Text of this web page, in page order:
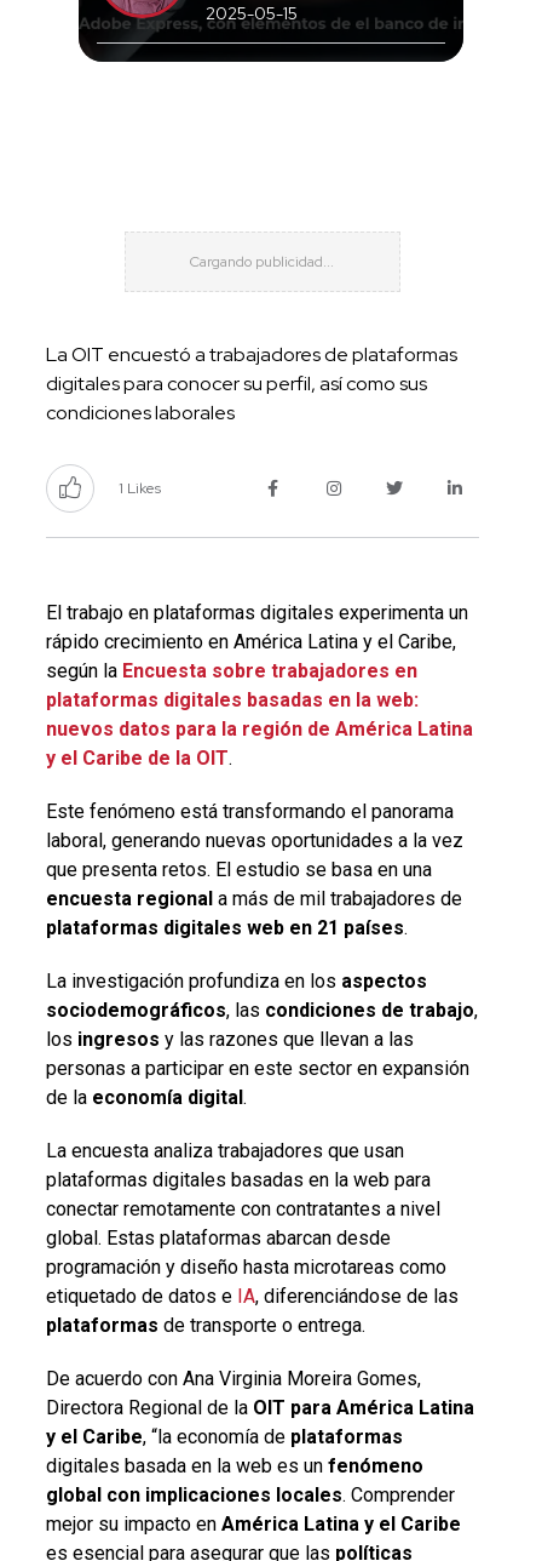
2025-05-15
La OIT encuestó a trabajadores de plataformas
digitales para conocer su perfil, así como sus
condiciones laborales
1 Likes
El trabajo en plataformas digitales experimenta un
rápido crecimiento en América Latina y el Caribe,
según la Encuesta sobre trabajadores en
plataformas digitales basadas en la web:
nuevos datos para la región de América Latina
y el Caribe de la OIT.
Este fenómeno está transformando el panorama
laboral, generando nuevas oportunidades a la vez
que presenta retos. El estudio se basa en una
encuesta regionala más de mil trabajadores de
plataformas digitales web en 21 países.
La investigación profundiza en los aspectos
sociodemográficos, las condiciones de trabajo,
los ingresos y las razones que llevan a las
personas a participar en este sector en expansión
de la economía digital.
La encuesta analiza trabajadores que usan
plataformas digitales basadas en la web para
conectar remotamente con contratantes a nivel
global. Estas plataformas abarcan desde
programación y diseño hasta microtareas como
etiquetado de datos e IA, diferenciándose de las
plataformas de transporte o entrega.
De acuerdo con Ana Virginia Moreira Gomes,
Directora Regional de la OIT para América Latina
y el Caribe, “la economía de plataformas
digitales basada en la web es un fenómeno
global con implicaciones locales. Comprender
mejor su impacto en América Latina y el Caribe
es esencial para asegurar que las políticas